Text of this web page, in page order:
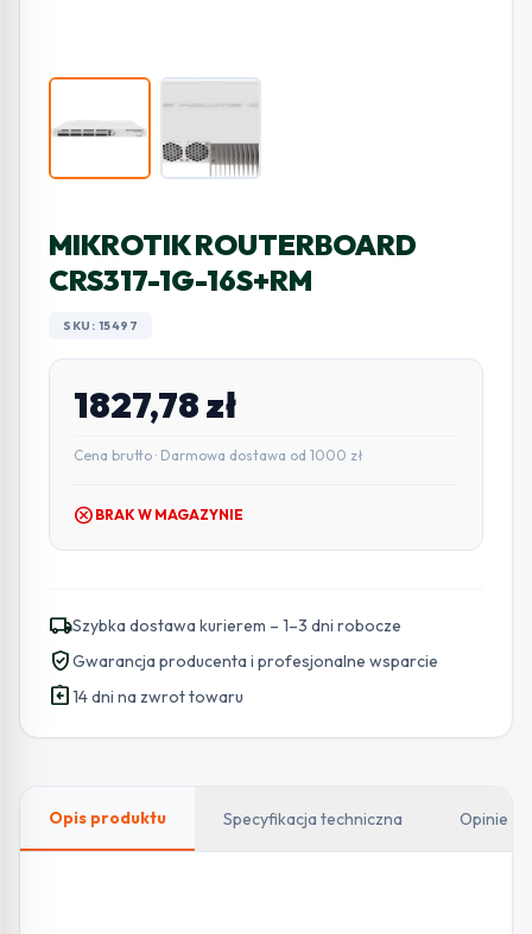
MIKROTIK ROUTERBOARD
CRS317-1G-16S+RM
SKU: 15497
1827,78zł
Cena brutto · Darmowa dostawa od 1000 zł
cancel BRAK W MAGAZYNIE
local_shippingSzybka dostawa kurierem – 1–3 dni robocze
verified_userGwarancja producenta i profesjonalne wsparcie
assignment_return14 dni na zwrot towaru
Opis produktu Specyfikacja techniczna Opinie